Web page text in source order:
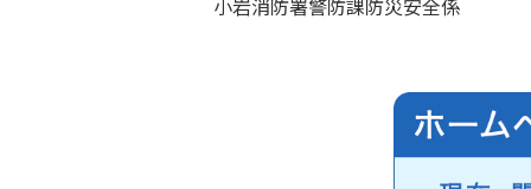
小岩消防署警防課防災安全係